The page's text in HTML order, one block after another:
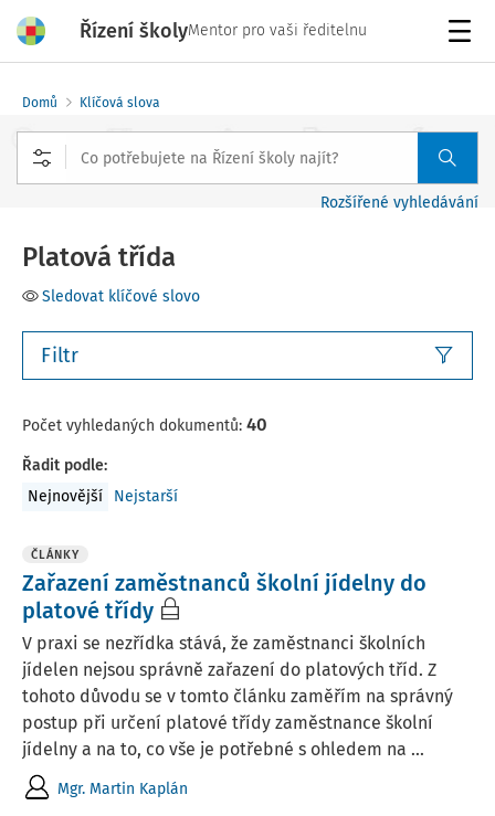
Řízení školyMentor pro vaši ředitelnu
Domů Klíčová slova
Rozšířené vyhledávání
Platová třída
Sledovat klíčové slovo
Filtr
Počet vyhledaných dokumentů: 40
Řadit podle:
Nejnovější
Nejstarší
ČLÁNKY
Zařazení zaměstnanců školní jídelny do
platové třídy
V praxi se nezřídka stává, že zaměstnanci školních
jídelen nejsou správně zařazení do platových tříd. Z
tohoto důvodu se v tomto článku zaměřím na správný
postup při určení platové třídy zaměstnance školní
jídelny a na to, co vše je potřebné s ohledem na ...
Mgr. Martin Kaplán